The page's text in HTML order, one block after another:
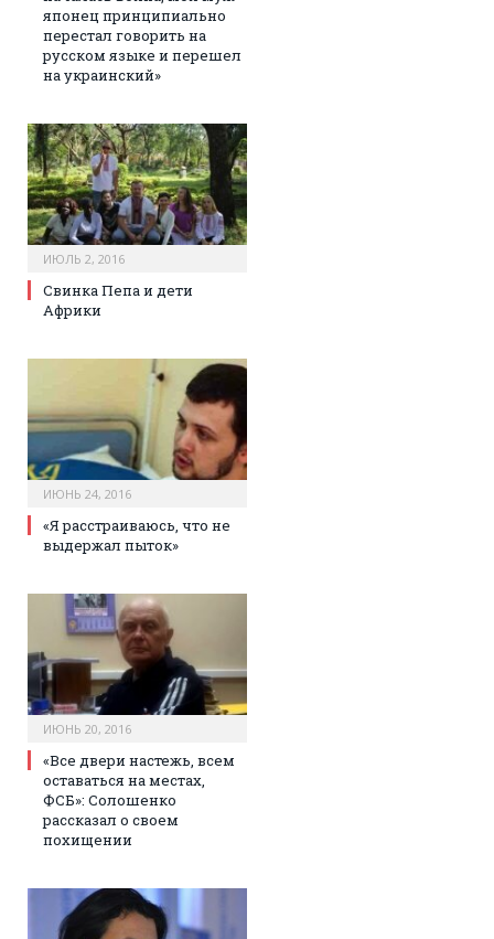
японец принципиально
перестал говорить на
русском языке и перешел
на украинский»
ИЮЛЬ 2, 2016
Свинка Пепа и дети
Африки
ИЮНЬ 24, 2016
«Я расстраиваюсь, что не
выдержал пыток»
ИЮНЬ 20, 2016
«Все двери настежь, всем
оставаться на местах,
ФСБ»: Солошенко
рассказал о своем
похищении